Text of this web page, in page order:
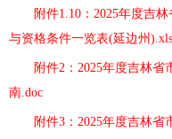
附件1.10：2025年度吉林
与资格条件一览表(延边州).xls
附件2：2025年度吉林省
南.doc
附件3：2025年度吉林省